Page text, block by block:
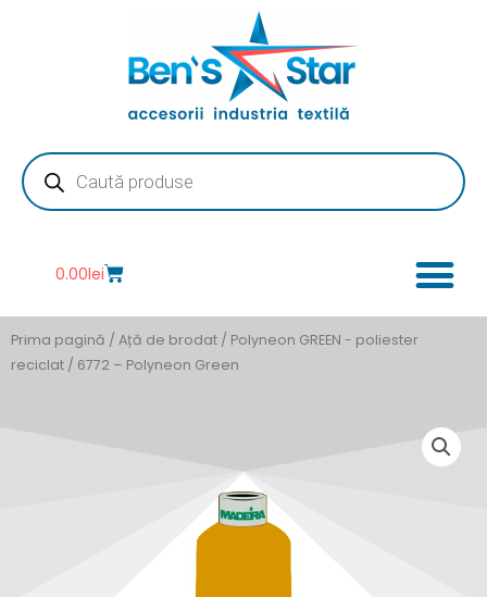
Products
search
0.00leiCart
Prima pagină / Ață de brodat / Polyneon GREEN - poliester
reciclat / 6772 – Polyneon Green